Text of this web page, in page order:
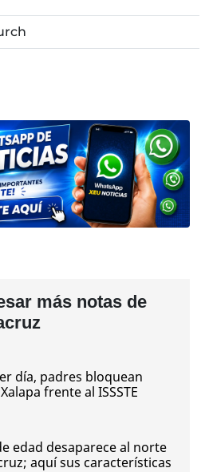
más notas de
día, padres bloquean
frente al ISSSTE
edad desaparece al norte
aquí sus características